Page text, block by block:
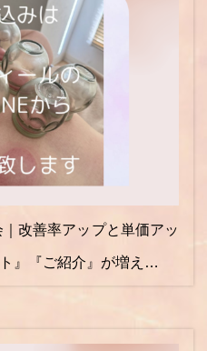
改善率アップと単価アッ
』『ご紹介』が増え…